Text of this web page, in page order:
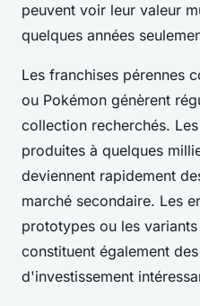
peuvent voir leur valeur
quelques années
Les franchises pérennes
ou Pokémon génèrent
collection recherchés.
produites à quelques
deviennent rapidement
marché secondaire. Les
prototypes ou les
constituent également
d'investissement